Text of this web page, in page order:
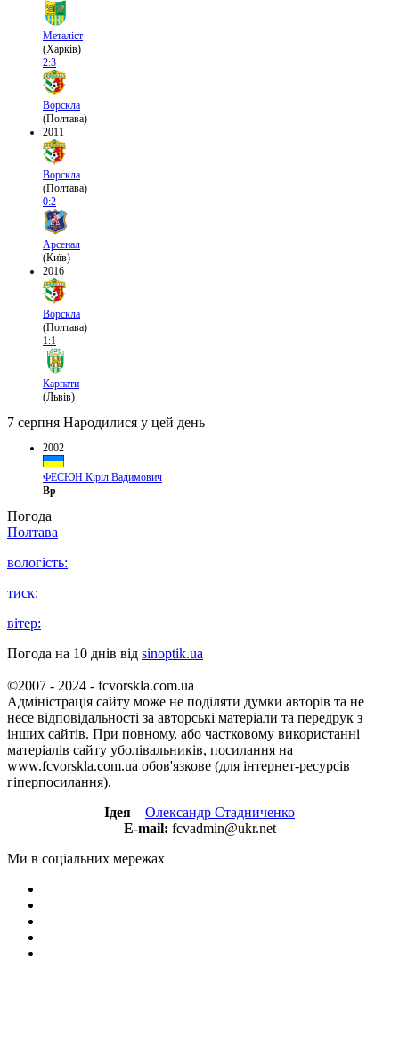
Металіст
(Харків)
2:3
Ворскла
(Полтава)
2011
Ворскла
(Полтава)
0:2
Арсенал
(Київ)
2016
Ворскла
(Полтава)
1:1
Карпати
(Львів)
7 серпня Народилися у цей день
2002
ФЕСЮН Кіріл Вадимович
Вр
Погода
Полтава
вологість:
тиск:
вітер:
Погода на 10 днів від sinoptik.ua
©2007 - 2024 - fcvorskla.com.ua
Адміністрація сайту може не поділяти думки авторів та не
несе відповідальності за авторські матеріали та передрук з
інших сайтів. При повному, або частковому використанні
матеріалів сайту уболівальників, посилання на
www.fcvorskla.com.ua обов'язкове (для інтернет-ресурсів
гіперпосилання).
Ідея – Олександр Стадниченко
E-mail: fcvadmin@ukr.net
Ми в соціальних мережах